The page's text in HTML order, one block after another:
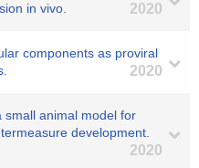
in vivo.
2020
components as proviral
2020
small animal model for
development.
2020